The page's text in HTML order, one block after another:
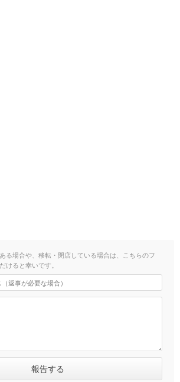
る場合や、移転・閉店している場合は、こちらのフ
けると幸いです。